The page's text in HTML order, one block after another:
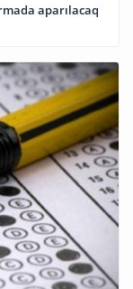
aparılacaq